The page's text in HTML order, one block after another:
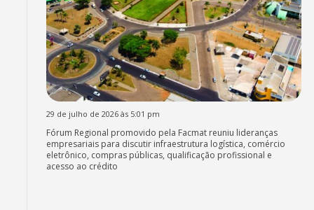
29 de julho de 2026 às 5:01 pm
Fórum Regional promovido pela Facmat reuniu lideranças
empresariais para discutir infraestrutura logística, comércio
eletrônico, compras públicas, qualificação profissional e
acesso ao crédito